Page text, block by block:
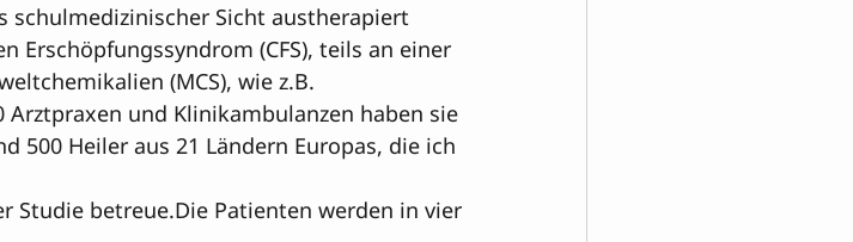
Sicht austherapiert
Erschöpfungssyndrom (CFS), teils an einer
(MCS), wie z.B.
und Klinikambulanzen haben sie
500 Heiler aus 21 Ländern Europas, die ich
Studie betreue.Die Patienten werden in vier